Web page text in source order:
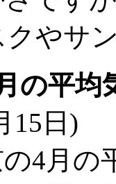
やサ
の平均
15日)
の4月